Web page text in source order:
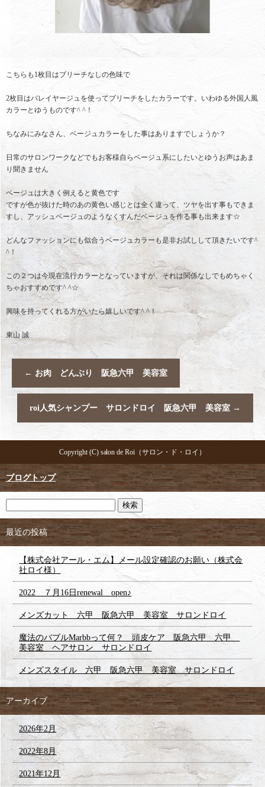
こちらも1枚目はブリーチなしの色味で
2枚目はバレイヤージュを使ってブリーチをしたカラーです。いわゆる外国人風
カラーとゆうものです^ ^！
ちなみにみなさん、ベージュカラーをした事はありますでしょうか？
日常のサロンワークなどでもお客様自らベージュ系にしたいとゆうお声はあま
り聞きません
ベージュは大きく例えると黄色です
ですが色が抜けた時のあの黄色い感じとは全く違って、ツヤを出す事もできま
すし、アッシュベージュのようなくすんだベージュを作る事も出来ます☆
どんなファッションにも似合うベージュカラーも是非お試しして頂きたいです^
^！
この２つは今現在流行カラーとなっていますが、それは関係なしでもめちゃく
ちゃおすすめです^ ^☆
興味を持ってくれる方がいたら嬉しいです^ ^！
東山 誠
← お肉 どんぶり 阪急六甲 美容室
roi人気シャンプー サロンドロイ 阪急六甲 美容室 →
Copyright (C) salon de Roi（サロン・ド・ロイ）
ブログトップ
最近の投稿
【株式会社アール・エム】メール設定確認のお願い（株式会
社ロイ様）
2022 ７月16日renewal open♪
メンズカット 六甲 阪急六甲 美容室 サロンドロイ
魔法のバブルMarbbって何？ 頭皮ケア 阪急六甲 六甲
美容室 ヘアサロン サロンドロイ
メンズスタイル 六甲 阪急六甲 美容室 サロンドロイ
アーカイブ
2026年2月
2022年8月
2021年12月